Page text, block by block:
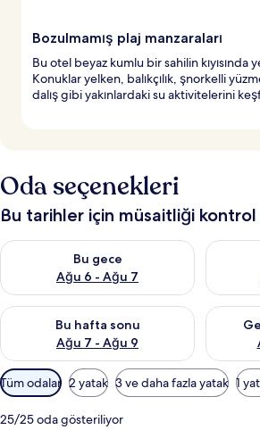
Bozulmamış plaj manzaraları
Bu otel beyaz kumlu bir sahilin kıyısında
Konuklar yelken, balıkçılık, şnorkelli
dalış gibi yakınlardaki su aktivitelerini
Oda seçenekleri
Bu tarihler için müsaitliği
Bu gece
Ağu 6 - Ağu 7
Bu gece için müsaitliği kontrol et Ağu 6 -
Yarın
Bu hafta sonu
Ağu 7 - Ağu 9
Bu hafta sonu için müsaitliği kontrol et
Odalar
için
mevcut
Tüm odalar 2 yatak 3 ve daha fazla yatak 1
25/25 oda gösteriliyor